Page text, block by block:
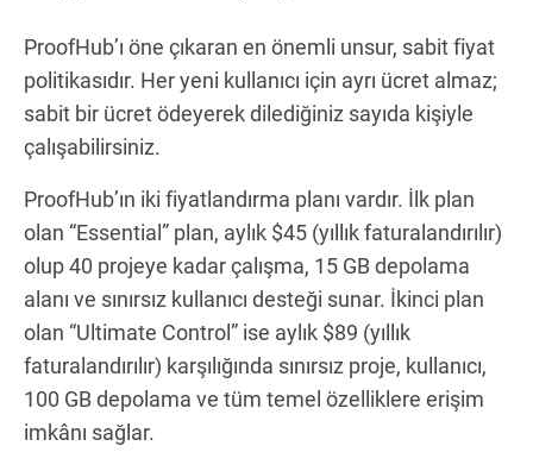
ProofHub’ı öne çıkaran en önemli unsur, sabit fiyat
politikasıdır. Her yeni kullanıcı için ayrı ücret almaz;
sabit bir ücret ödeyerek dilediğiniz sayıda kişiyle
çalışabilirsiniz.
ProofHub’ın iki fiyatlandırma planı vardır. İlk plan
olan “Essential” plan, aylık $45 (yıllık faturalandırılır)
olup 40 projeye kadar çalışma, 15 GB depolama
alanı ve sınırsız kullanıcı desteği sunar. İkinci plan
olan “Ultimate Control” ise aylık $89 (yıllık
faturalandırılır) karşılığında sınırsız proje, kullanıcı,
100 GB depolama ve tüm temel özelliklere erişim
imkânı sağlar.